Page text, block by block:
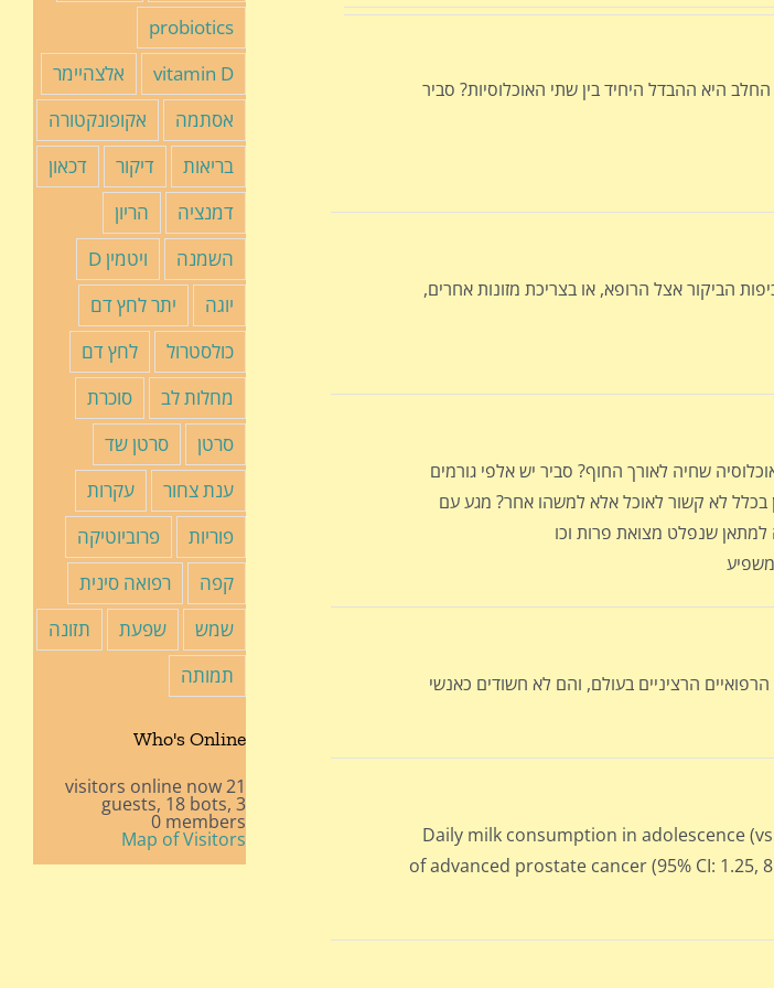
היא ההבדל היחיד בין שתי האוכלוסיות? סביר
הביקור אצל הרופא, או בצריכת מזונות אחרים,
שחיה לאורך החוף? סביר יש אלפי גורמים
בכלל לא קשור לאוכל אלא למשהו אחר? מגע עם
הרציניים בעולם, והם לא חשודים כאנשי
Daily milk consumption in adolescence
of advanced prostate cancer (95% CI:
probiotics
vitamin D
אלצהיימר
אסתמה
אקופונקטורה
בריאות
דיקור
דכאון
דמנציה
הריון
השמנה
ויטמין D
יוגה
יתר לחץ דם
כולסטרול
לחץ דם
מחלות לב
סוכרת
סרטן
סרטן שד
ענת צחור
עקרות
פוריות
פרוביוטיקה
קפה
רפואה סינית
שמש
שפעת
תזונה
תמותה
Who's Online
21 visitors online now
3 guests,
18 bots,
0 members
Map of Visitors